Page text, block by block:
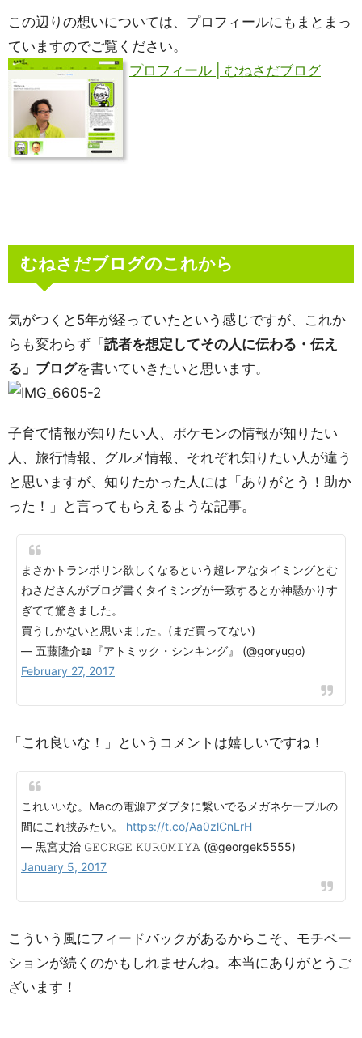
この辺りの想いについては、プロフィールにもまとまっ
ていますのでご覧ください。
プロフィール | むねさだブログ
むねさだブログのこれから
気がつくと5年が経っていたという感じですが、これか
らも変わらず 「読者を想定してその人に伝わる・伝え
る」ブログを書いていきたいと思います。
子育て情報が知りたい人、ポケモンの情報が知りたい
人、旅行情報、グルメ情報、それぞれ知りたい人が違う
と思いますが、知りたかった人には「ありがとう！助か
った！」と言ってもらえるような記事。
まさかトランポリン欲しくなるという超レアなタイミングとむ
ねさださんがブログ書くタイミングが一致するとか神懸かりす
ぎてて驚きました。
買うしかないと思いました。(まだ買ってない)
— 五藤隆介📖『アトミック・シンキング』 (@goryugo)
February 27, 2017
「これ良いな！」というコメントは嬉しいですね！
これいいな。Macの電源アダプタに繋いでるメガネケーブルの
間にこれ挟みたい。 https://t.co/Aa0zlCnLrH
— 黒宮丈治 𝙶𝙴𝙾𝚁𝙶𝙴 𝙺𝚄𝚁𝙾𝙼𝙸𝚈𝙰 (@georgek5555)
January 5, 2017
こういう風にフィードバックがあるからこそ、モチベー
ションが続くのかもしれませんね。本当にありがとうご
ざいます！